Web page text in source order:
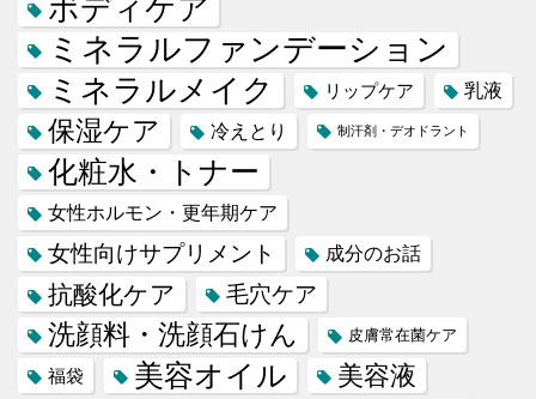
ボディケア
ミネラルファンデーション
ミネラルメイク リップケア 乳液
保湿ケア 冷えとり 制汗剤・デオドラント
化粧水・トナー
女性ホルモン・更年期ケア
女性向けサプリメント 成分のお話
抗酸化ケア 毛穴ケア
洗顔料・洗顔石けん 皮膚常在菌ケア
福袋 美容オイル 美容液